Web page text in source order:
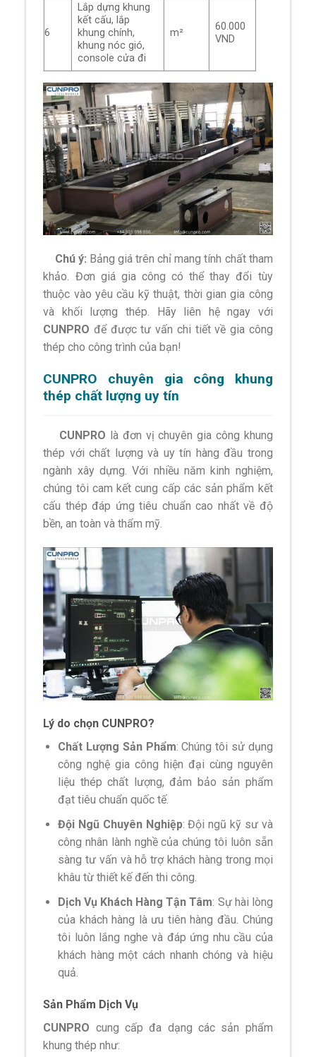
6
Lắp dựng khung
kết cấu, lắp
khung chính,
khung nóc gió,
console cửa đi
m²
60.000
VND
Chú ý: Bảng giá trên chỉ mang tính chất tham
khảo. Đơn giá gia công có thể thay đổi tùy
thuộc vào yêu cầu kỹ thuật, thời gian gia công
và khối lượng thép. Hãy liên hệ ngay với
CUNPRO để được tư vấn chi tiết về gia công
thép cho công trình của bạn!
CUNPRO chuyên gia công khung
thép chất lượng uy tín
CUNPRO là đơn vị chuyên gia công khung
thép với chất lượng và uy tín hàng đầu trong
ngành xây dựng. Với nhiều năm kinh nghiệm,
chúng tôi cam kết cung cấp các sản phẩm kết
cấu thép đáp ứng tiêu chuẩn cao nhất về độ
bền, an toàn và thẩm mỹ.
Lý do chọn CUNPRO?
Chất Lượng Sản Phẩm: Chúng tôi sử dụng
công nghệ gia công hiện đại cùng nguyên
liệu thép chất lượng, đảm bảo sản phẩm
đạt tiêu chuẩn quốc tế.
Đội Ngũ Chuyên Nghiệp: Đội ngũ kỹ sư và
công nhân lành nghề của chúng tôi luôn sẵn
sàng tư vấn và hỗ trợ khách hàng trong mọi
khâu từ thiết kế đến thi công.
Dịch Vụ Khách Hàng Tận Tâm: Sự hài lòng
của khách hàng là ưu tiên hàng đầu. Chúng
tôi luôn lắng nghe và đáp ứng nhu cầu của
khách hàng một cách nhanh chóng và hiệu
quả.
Sản Phẩm Dịch Vụ
CUNPRO cung cấp đa dạng các sản phẩm
khung thép như: